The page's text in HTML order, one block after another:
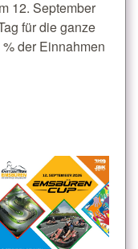
12. September
für die ganze
der Einnahmen